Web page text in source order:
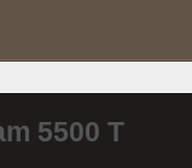
5500 T